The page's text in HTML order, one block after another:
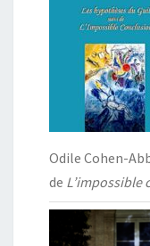
Odile Cohen-
de L’impossible